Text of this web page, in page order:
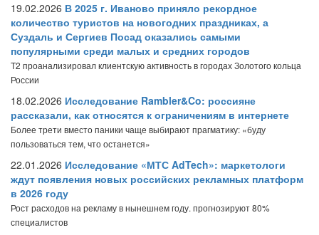
19.02.2026 В 2025 г. Иваново приняло рекордное
количество туристов на новогодних праздниках, а
Суздаль и Сергиев Посад оказались самыми
популярными среди малых и средних городов
T2 проанализировал клиентскую активность в городах Золотого кольца
России
18.02.2026 Исследование Rambler&Co: россияне
рассказали, как относятся к ограничениям в интернете
Более трети вместо паники чаще выбирают прагматику: «буду
пользоваться тем, что останется»
22.01.2026 Исследование «МТС AdTech»: маркетологи
ждут появления новых российских рекламных платформ
в 2026 году
Рост расходов на рекламу в нынешнем году. прогнозируют 80%
специалистов